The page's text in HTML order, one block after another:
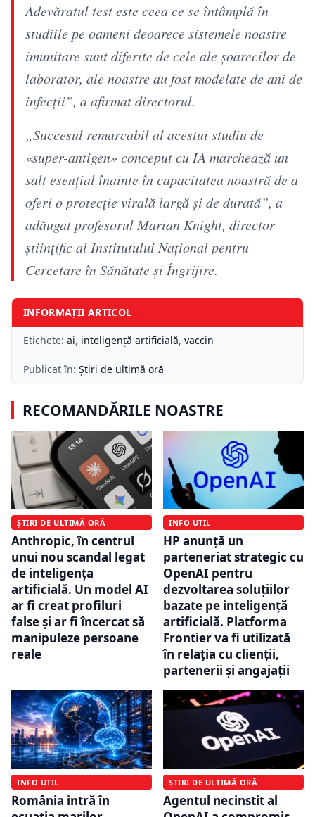
Adevăratul test este ceea ce se întâmplă în
studiile pe oameni deoarece sistemele noastre
imunitare sunt diferite de cele ale șoarecilor de
laborator, ale noastre au fost modelate de ani de
infecții”, a afirmat directorul.
„Succesul remarcabil al acestui studiu de
«super-antigen» conceput cu IA marchează un
salt esențial înainte în capacitatea noastră de a
oferi o protecție virală largă și de durată”, a
adăugat profesorul Marian Knight, director
științific al Institutului Național pentru
Cercetare în Sănătate și Îngrijire.
INFORMAȚII ARTICOL
Etichete: ai, inteligență artificială, vaccin
Publicat în: Știri de ultimă oră
RECOMANDĂRILE NOASTRE
ȘTIRI DE ULTIMĂ ORĂ
Anthropic, în centrul
unui nou scandal legat
de inteligența
artificială. Un model AI
ar fi creat profiluri
false și ar fi încercat să
manipuleze persoane
reale
INFO UTIL
HP anunță un
parteneriat strategic cu
OpenAI pentru
dezvoltarea soluțiilor
bazate pe inteligență
artificială. Platforma
Frontier va fi utilizată
în relația cu clienții,
partenerii și angajații
INFO UTIL
România intră în
ȘTIRI DE ULTIMĂ ORĂ
Agentul necinstit al